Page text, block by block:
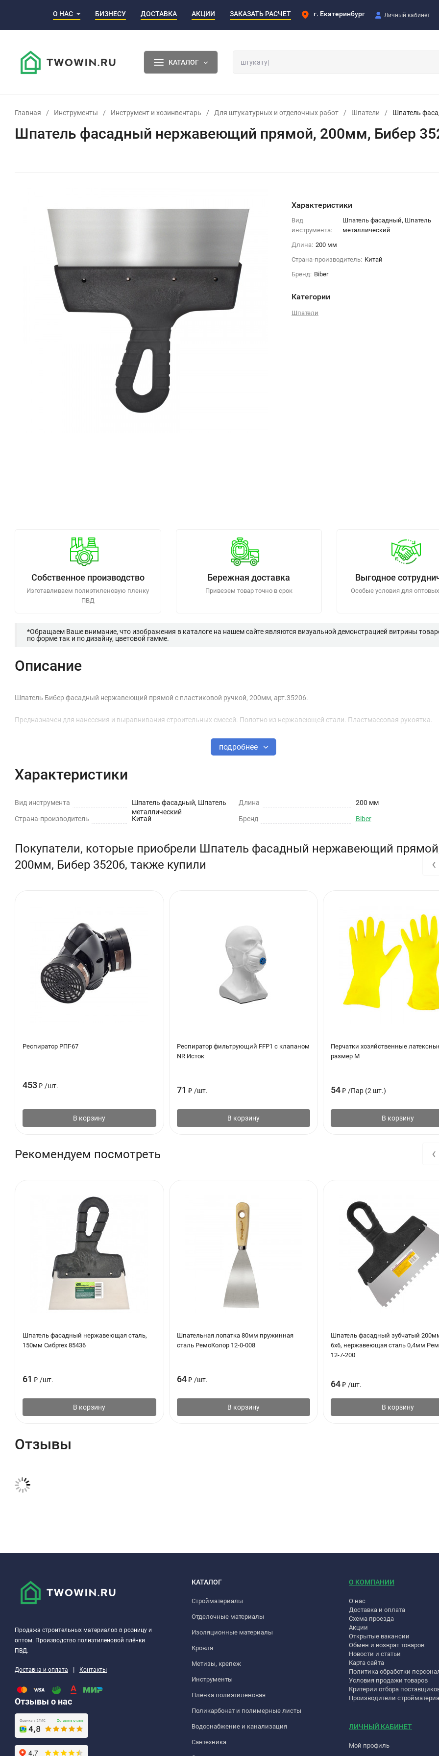
О НАС БИЗНЕСУ ДОСТАВКА АКЦИИ ЗАКАЗАТЬ РАСЧЕТ г. Екатеринбург Личный кабинет
КАТАЛОГ
Главная / Инструменты / Инструмент и хозинвентарь / Для штукатурных и отделочных работ / Шпатели / Шпатель
Шпатель фасадный нержавеющий прямой, 200мм, Бибер
Характеристики
Вид
инструмента:
Шпатель фасадный, Шпатель
металлический
Длина: 200 мм
Страна-производитель: Китай
Бренд: Biber
Категории
Шпатели
Собственное производство
Изготавливаем полиэтиленовую пленку
ПВД
Бережная доставка
Привезем товар точно в срок
Выгодное
Особые условия для
*Обращаем Ваше внимание, что изображения в каталоге на нашем сайте являются визуальной демонстрацией витрины
по форме так и по дизайну, цветовой гамме.
Описание
Шпатель Бибер фасадный нержавеющий прямой с пластиковой ручкой, 200мм, арт.35206.
Предназначен для нанесения и выравнивания строительных смесей. Полотно из нержавеющей стали. Пластмассовая рукоятка.
подробнее
Характеристики
Вид инструмента
Шпатель фасадный, Шпатель
металлический
Длина 200 мм
Страна-производитель Китай Бренд Biber
Покупатели, которые приобрели Шпатель фасадный нержавеющий
200мм, Бибер 35206, также купили
Респиратор РПГ-67
453₽ /шт.
В корзину
Респиратор фильтрующий FFP1 с клапаном
NR Исток
71 ₽ /шт.
В корзину
Перчатки хозяйственные
размер M
54 ₽ /Пар (2 шт.)
В корзину
‹
Рекомендуем посмотреть
Шпатель фасадный нержавеющая сталь,
150мм Сибртех 85436
61 ₽ /шт.
В корзину
Шпательная лопатка 80мм пружинная
сталь РемоКолор 12-0-008
64 ₽ /шт.
В корзину
Шпатель фасадный зубчатый
6х6, нержавеющая сталь 0,4мм
12-7-200
64 ₽ /шт.
В корзину
‹
Отзывы
Продажа строительных материалов в розницу и
оптом. Производство полиэтиленовой плёнки
ПВД.
Доставка и оплата | Контакты
Отзывы о нас
КАТАЛОГ
Стройматериалы
Отделочные материалы
Изоляционные материалы
Кровля
Метизы, крепеж
Инструменты
Пленка полиэтиленовая
Поликарбонат и полимерные листы
Водоснабжение и канализация
Сантехника
О КОМПАНИИ
О нас
Доставка и оплата
Схема проезда
Акции
Открытые вакансии
Обмен и возврат товаров
Новости и статьи
Карта сайта
Политика обработки
Условия продажи товаров
Критерии отбора
Производители
ЛИЧНЫЙ КАБИНЕТ
Мой профиль